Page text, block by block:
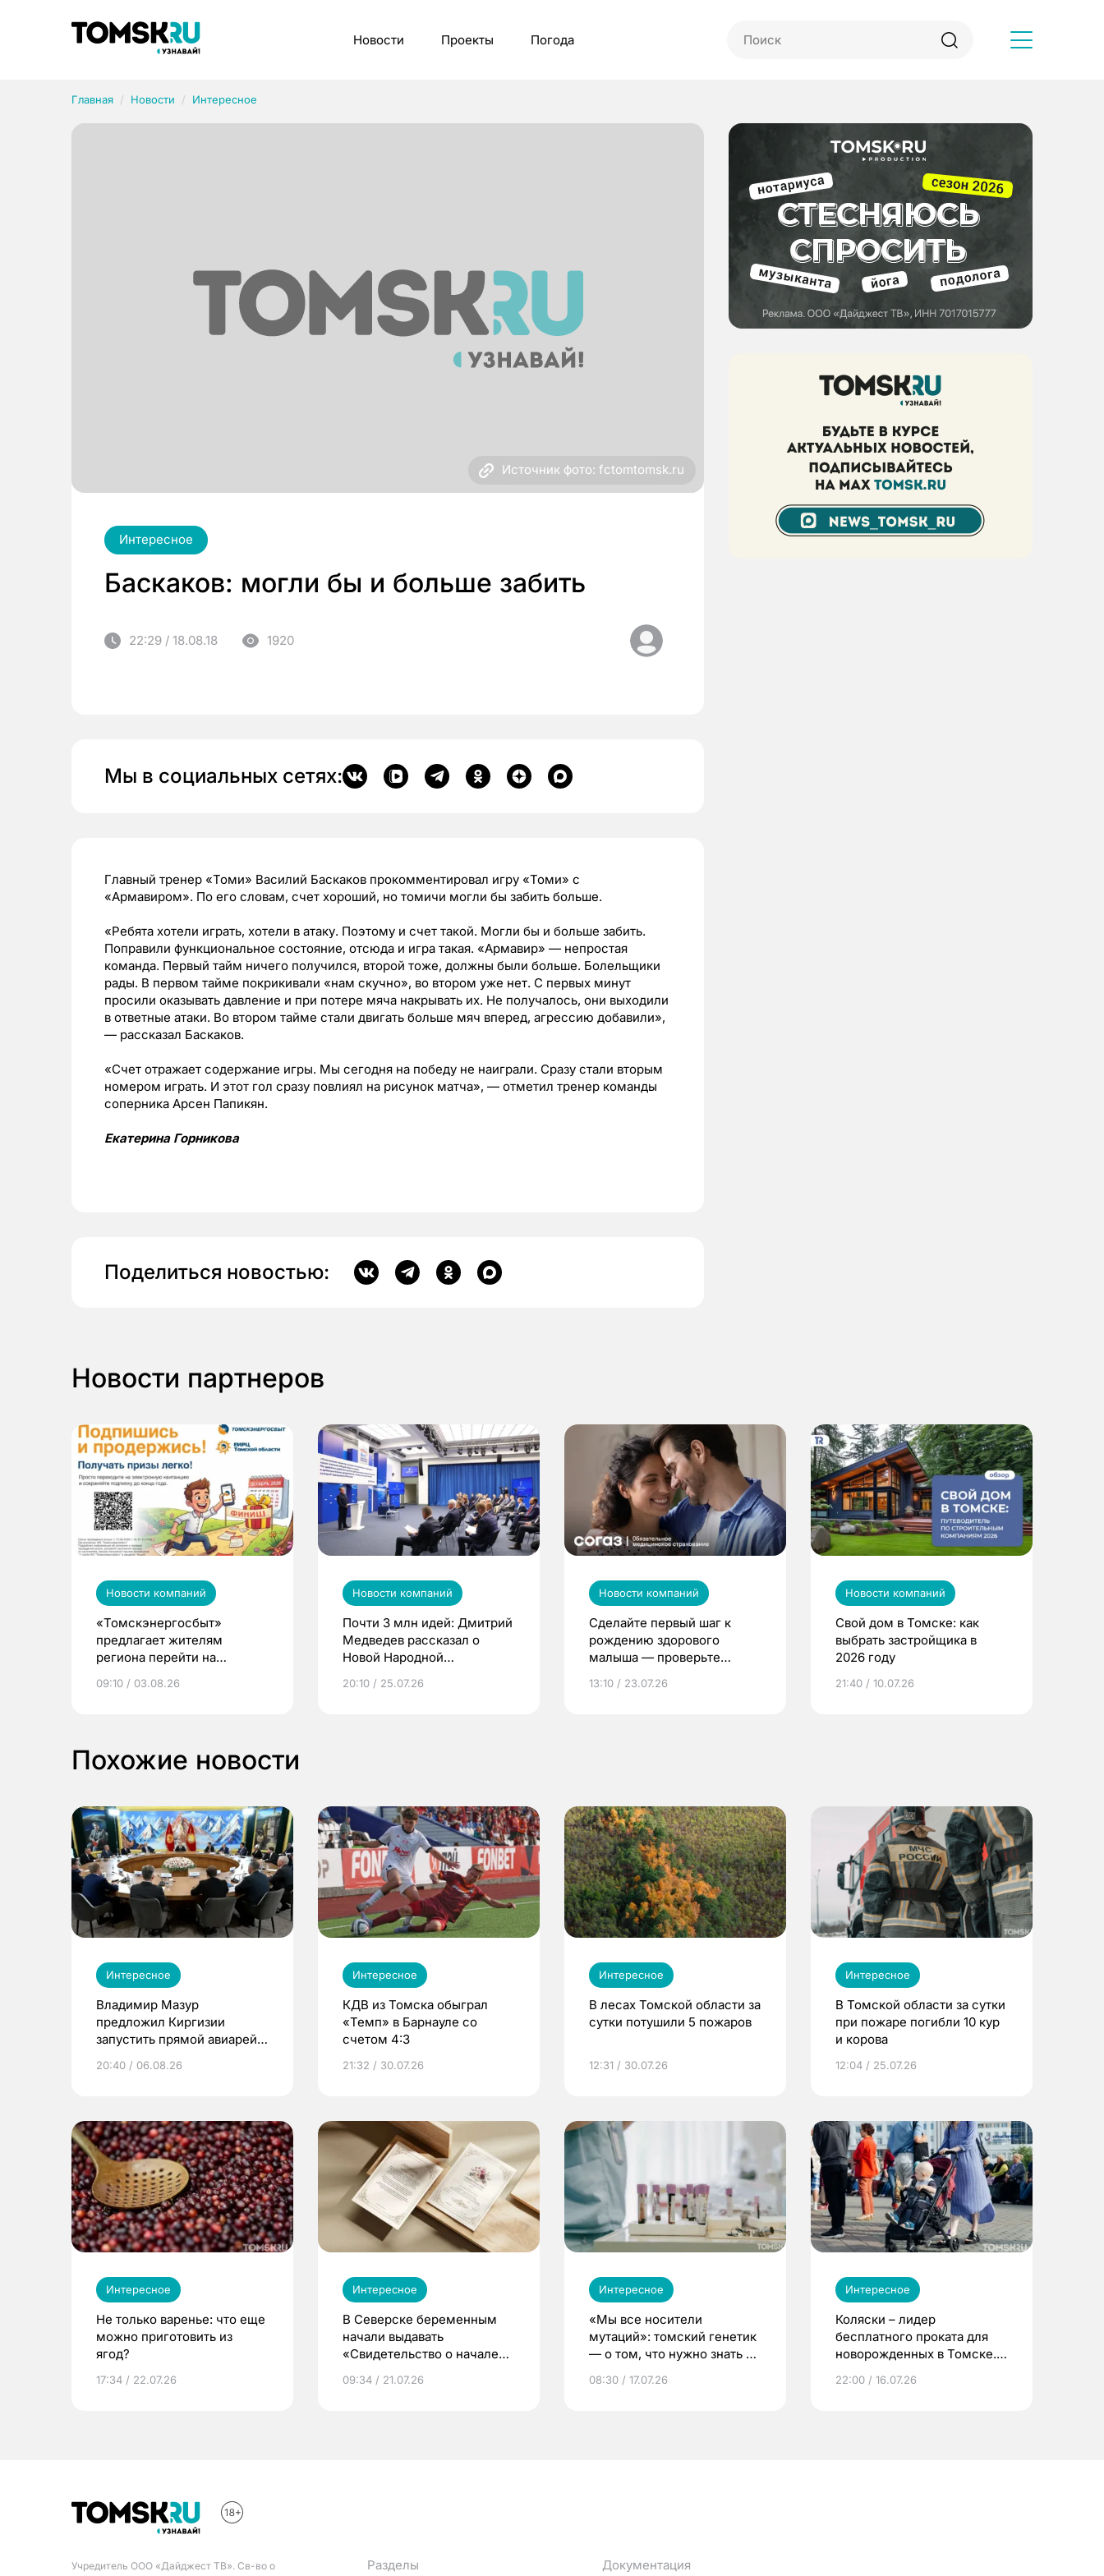
Новости Проекты Погода
Главная Новости Интересное
Источник фото: fctomtomsk.ru
Интересное
Баскаков: могли бы и больше забить
22:29 / 18.08.18 1920
Мы в социальных сетях:
Главный тренер «Томи» Василий Баскаков прокомментировал игру «Томи» с
«Армавиром». По его словам, счет хороший, но томичи могли бы забить больше.
«Ребята хотели играть, хотели в атаку. Поэтому и счет такой. Могли бы и больше забить.
Поправили функциональное состояние, отсюда и игра такая. «Армавир» — непростая
команда. Первый тайм ничего получился, второй тоже, должны были больше. Болельщики
рады. В первом тайме покрикивали «нам скучно», во втором уже нет. С первых минут
просили оказывать давление и при потере мяча накрывать их. Не получалось, они выходили
в ответные атаки. Во втором тайме стали двигать больше мяч вперед, агрессию добавили»,
— рассказал Баскаков.
«Счет отражает содержание игры. Мы сегодня на победу не наиграли. Сразу стали вторым
номером играть. И этот гол сразу повлиял на рисунок матча», — отметил тренер команды
соперника Арсен Папикян.
Екатерина Горникова
Поделиться новостью:
Новости партнеров
Новости компаний
«Томскэнергосбыт»
предлагает жителям
региона перейти на
выиграть призы
09:10 / 03.08.26
Новости компаний
Почти 3 млн идей: Дмитрий
Медведев рассказал о
Новой Народной
20:10 / 25.07.26
Новости компаний
Сделайте первый шаг к
рождению здорового
малыша — проверьте
по ОМС!
13:10 / 23.07.26
Новости компаний
Свой дом в Томске: как
выбрать застройщика в
2026 году
21:40 / 10.07.26
Похожие новости
Интересное
Владимир Мазур
предложил Киргизии
запустить прямой авиарейс
20:40 / 06.08.26
Интересное
КДВ из Томска обыграл
«Темп» в Барнауле со
счетом 4:3
21:32 / 30.07.26
Интересное
В лесах Томской области за
сутки потушили 5 пожаров
12:31 / 30.07.26
Интересное
В Томской области за сутки
при пожаре погибли 10 кур
и корова
12:04 / 25.07.26
Интересное
Не только варенье: что еще
можно приготовить из
ягод?
17:34 / 22.07.26
Интересное
В Северске беременным
начали выдавать
«Свидетельство о начале
09:34 / 21.07.26
Интересное
«Мы все носители
мутаций»: томский генетик
— о том, что нужно знать до
08:30 / 17.07.26
Интересное
Коляски – лидер
бесплатного проката для
новорожденных в Томске.
22:00 / 16.07.26
Учредитель ООО «Дайджест ТВ». Св-во о
Разделы Документация
Рубрики